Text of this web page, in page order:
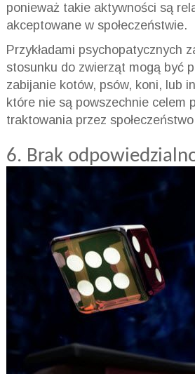
ponieważ takie aktywności są
akceptowane w społeczeństwie.
Przykładami psychopatycznych
stosunku do zwierząt mogą być
zabijanie kotów, psów, koni, lub
które nie są powszechnie celem
traktowania przez
6. Brak